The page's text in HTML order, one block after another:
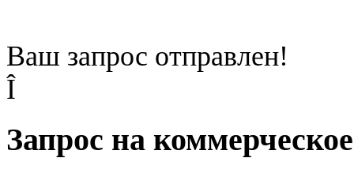
Ваш запрос отправлен!
Î
Запрос на